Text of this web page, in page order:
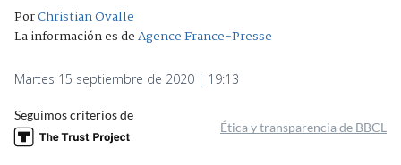
PorChristian Ovalle
La información es deAgence France-Presse
Martes 15 septiembre de 2020 | 19:13
Seguimos criterios de
Ética y transparencia de BBCL